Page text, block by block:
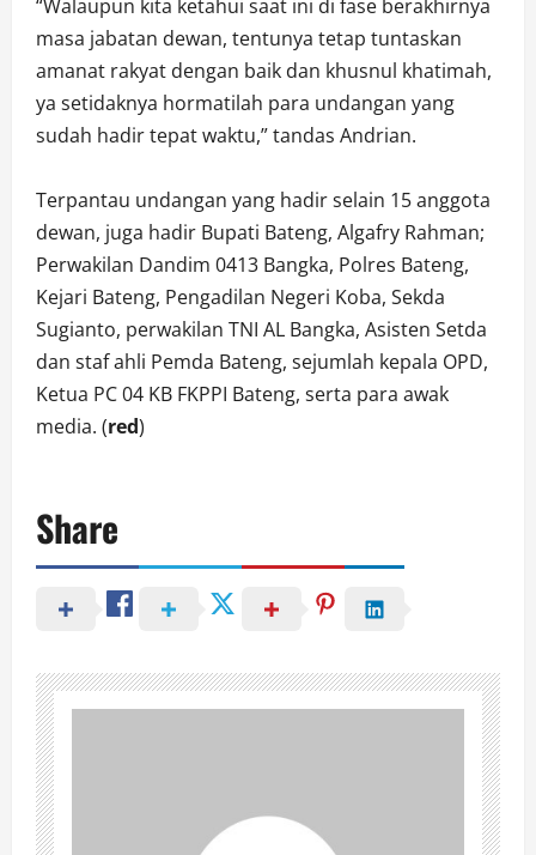
“Walaupun kita ketahui saat ini di fase berakhirnya
masa jabatan dewan, tentunya tetap tuntaskan
amanat rakyat dengan baik dan khusnul khatimah,
ya setidaknya hormatilah para undangan yang
sudah hadir tepat waktu,” tandas Andrian.
Terpantau undangan yang hadir selain 15 anggota
dewan, juga hadir Bupati Bateng, Algafry Rahman;
Perwakilan Dandim 0413 Bangka, Polres Bateng,
Kejari Bateng, Pengadilan Negeri Koba, Sekda
Sugianto, perwakilan TNI AL Bangka, Asisten Setda
dan staf ahli Pemda Bateng, sejumlah kepala OPD,
Ketua PC 04 KB FKPPI Bateng, serta para awak
media. (red)
Share